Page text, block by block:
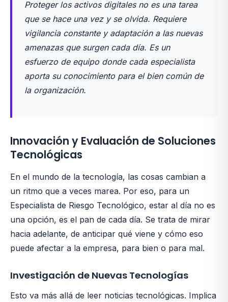
Proteger los activos digitales no es una tarea
que se hace una vez y se olvida. Requiere
vigilancia constante y adaptación a las nuevas
amenazas que surgen cada día. Es un
esfuerzo de equipo donde cada especialista
aporta su conocimiento para el bien común de
la organización.
Innovación y Evaluación de Soluciones
Tecnológicas
En el mundo de la tecnología, las cosas cambian a
un ritmo que a veces marea. Por eso, para un
Especialista de Riesgo Tecnológico, estar al día no es
una opción, es el pan de cada día. Se trata de mirar
hacia adelante, de anticipar qué viene y cómo eso
puede afectar a la empresa, para bien o para mal.
Investigación de Nuevas Tecnologías
Esto va más allá de leer noticias tecnológicas. Implica